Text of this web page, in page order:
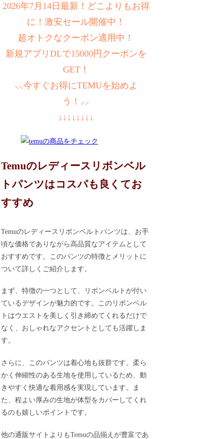
2026年7月14日最新！どこよりもお得
に！激安セール開催中！
超オトクなクーポン適用中！
新規アプリDLで15000円クーポンを
GET！
⸜⸜今すぐお得にTEMUを始めよ
う！⸝⸝
↓↓↓↓↓↓↓↓
Temuのレディースリボンベル
トパンツはコスパも良くてお
すすめ
Temuのレディースリボンベルトパンツは、お手
頃な価格でありながら高品質なアイテムとして
おすすめです。このパンツの特徴とメリットに
ついて詳しくご紹介します。
まず、特徴の一つとして、リボンベルトが付い
ているデザインが魅力的です。このリボンベル
トはウエストを美しく引き締めてくれるだけで
なく、おしゃれなアクセントとしても活躍しま
す。
さらに、このパンツは着心地も抜群です。柔ら
かく伸縮性のある生地を使用しているため、動
きやすく快適な着用感を実現しています。ま
た、程よい厚みの生地が体型をカバーしてくれ
るのも嬉しいポイントです。
他の通販サイトよりもTemuの品揃えが豊富であ